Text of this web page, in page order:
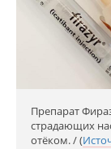
Препарат
страдающих
отёком. / (